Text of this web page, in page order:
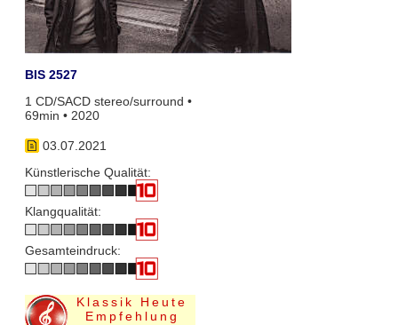
BIS 2527
1 CD/SACD stereo/surround •
69min • 2020
03.07.2021
Künstlerische Qualität:
Klangqualität:
Gesamteindruck:
Klassik Heute
Empfehlung